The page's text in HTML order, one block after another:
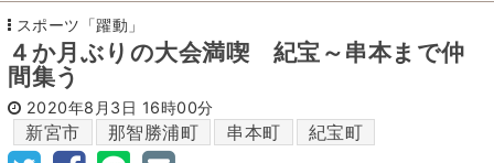
スポーツ「躍動」
４か月ぶりの大会満喫 紀宝～串本まで仲
間集う
2020年8月3日 16時00分
新宮市 那智勝浦町 串本町 紀宝町